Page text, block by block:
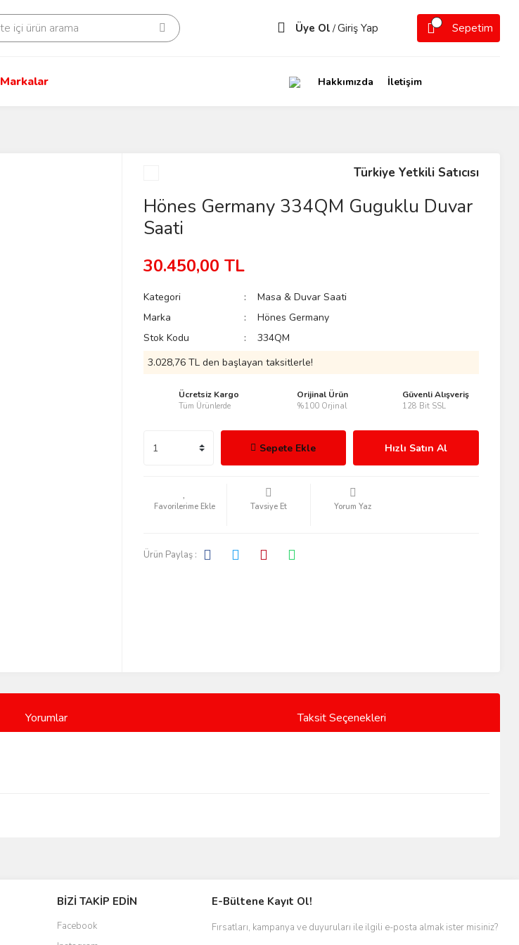
Üye Ol /Giriş Yap Sepetim
Markalar Hakkımızda İletişim
Türkiye Yetkili Satıcısı
Hönes Germany 334QM Guguklu Duvar
Saati
30.450,00 TL
Kategori
Masa & Duvar Saati
Marka
Hönes Germany
Stok Kodu
334QM
3.028,76 TL den başlayan taksitlerle!
Ücretsiz Kargo
Tüm Ürünlerde
Orijinal Ürün
%100 Orjinal
Güvenli Alışveriş
128 Bit SSL
Sepete Ekle Hızlı Satın Al
Tavsiye Et Yorum Yaz
Ürün Paylaş :
Yorumlar Taksit Seçenekleri
BİZİ TAKİP EDİN
Facebook
E-Bültene Kayıt Ol!
Fırsatları, kampanya ve duyuruları ile ilgili e-posta almak ister misiniz?